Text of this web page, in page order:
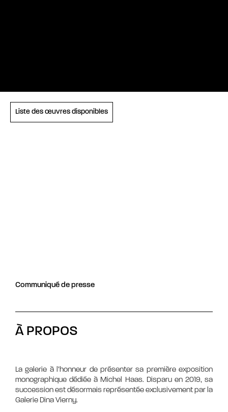
Liste des œuvres disponibles
Communiqué de presse
À PROPOS
La galerie à l’honneur de présenter sa première exposition
monographique dédiée à Michel Haas. Disparu en 2019, sa
succession est désormais représentée exclusivement par la
Galerie Dina Vierny.